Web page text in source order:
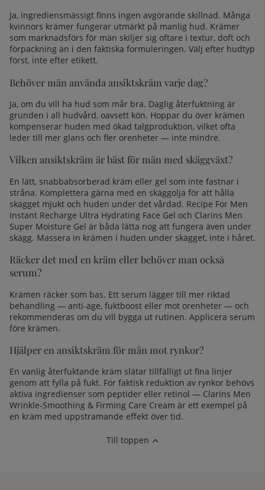
Ja, ingrediensmässigt finns ingen avgörande skillnad. Många
kvinnors krämer fungerar utmärkt på manlig hud. Krämer
som marknadsförs för män skiljer sig oftare i textur, doft och
förpackning än i den faktiska formuleringen. Välj efter hudtyp
först, inte efter etikett.
Behöver män använda ansiktskräm varje dag?
Ja, om du vill ha hud som mår bra. Daglig återfuktning är
grunden i all hudvård, oavsett kön. Hoppar du över krämen
kompenserar huden med ökad talgproduktion, vilket ofta
leder till mer glans och fler orenheter — inte mindre.
Vilken ansiktskräm är bäst för män med skäggväxt?
En lätt, snabbabsorberad kräm eller gel som inte fastnar i
stråna. Komplettera gärna med en skäggolja för att hålla
skägget mjukt och huden under det vårdad. Recipe For Men
Instant Recharge Ultra Hydrating Face Gel och Clarins Men
Super Moisture Gel är båda lätta nog att fungera även under
skägg. Massera in krämen i huden under skägget, inte i håret.
Räcker det med en kräm eller behöver man också
serum?
Krämen räcker som bas. Ett serum lägger till mer riktad
behandling — anti-age, fuktboost eller mot orenheter — och
rekommenderas om du vill bygga ut rutinen. Applicera serum
före krämen.
Hjälper en ansiktskräm för män mot rynkor?
En vanlig återfuktande kräm slätar tillfälligt ut fina linjer
genom att fylla på fukt. För faktisk reduktion av rynkor behövs
aktiva ingredienser som peptider eller retinol — Clarins Men
Wrinkle-Smoothing & Firming Care Cream är ett exempel på
en kräm med uppstramande effekt över tid.
Till toppen